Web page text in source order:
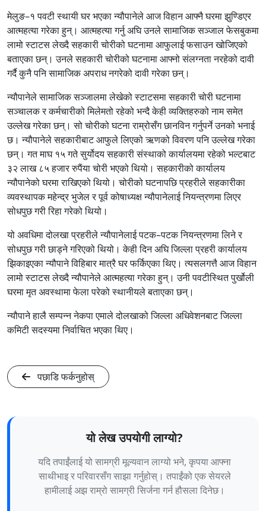
मेलुङ–१ पवटी स्थायी घर भएका न्यौपानेले आज विहान आफ्नै घरमा झुण्डिएर
आत्महत्या गरेका हुन्। आत्महत्या गर्नु अघि उनले सामाजिक सञ्जाल फेसबुकमा
लामो स्टाटस लेख्दै सहकारी चोरीको घटनामा आफुलाई फसाउन खोजिएको
बताएका छन्। उनले सहकारी चोरीको घटनामा आफ्नो संलग्नता नरहेको दावी
गर्दै कुनै पनि सामाजिक अपराध नगरेको दावी गरेका छन्।
न्यौपानेले सामाजिक सञ्जालमा लेखेको स्टाटसमा सहकारी चोरी घटनामा
सञ्चालक र कर्मचारीको मिलेमतो रहेको भन्दै केही व्यक्तिहरुको नाम समेत
उल्लेख गरेका छन्। सो चोरीको घटना राम्रोसँग छानविन गर्नुपर्ने उनको भनाई
छ। न्यौपानेले सहकारीबाट आफुले लिएको ऋणको विवरण पनि उल्लेख गरेका
छन्। गत माघ १५ गते सुर्योदय सहकारी संस्थाको कार्यालयमा रहेको भल्टबाट
३२ लाख ८५ हजार रुपैंया चोरी भएको थियो। सहकारीको कार्यालय
न्यौपानेको घरमा राखिएको थियो। चोरीको घटनापछि प्रहरीले सहकारीका
व्यवस्थापक महेन्द्र भुजेल र पूर्व कोषाध्यक्ष न्यौपानेलाई नियन्त्रणमा लिएर
सोधपुछ गरी रिहा गरेको थियो।
यो अवधिमा दोलखा प्रहरीले न्यौपानेलाई पटक–पटक नियन्त्रणमा लिने र
सोधपुछ गरी छाड्ने गरिएको थियो। केही दिन अघि जिल्ला प्रहरी कार्यालय
झिकाइएका न्यौपाने विहिबार मात्रै घर फर्किएका थिए। त्यसलगत्तै आज विहान
लामो स्टाटस लेख्दै न्यौपानेले आत्महत्या गरेका हुन्। उनी पवटीस्थित पुर्खोली
घरमा मृत अवस्थामा फेला परेको स्थानीयले बताएका छन्।
न्यौपाने हालै सम्पन्न नेकपा एमाले दोलखाको जिल्ला अधिवेशनबाट जिल्ला
कमिटी सदस्यमा निर्वाचित भएका थिए।
पछाडि फर्कनुहोस्
यो लेख उपयोगी लाग्यो?
यदि तपाईंलाई यो सामग्री मूल्यवान लाग्यो भने, कृपया आफ्ना
साथीभाइ र परिवारसँग साझा गर्नुहोस्। तपाईंको एक सेयरले
हामीलाई अझ राम्रो सामग्री सिर्जना गर्न हौसला दिनेछ।